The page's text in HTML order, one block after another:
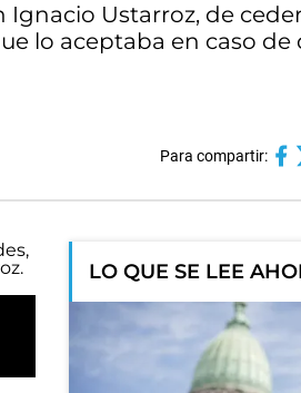
Ustarroz, de
lo aceptaba en caso de
Para compartir:
LO QUE SE LEE